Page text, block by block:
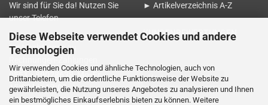
Diese Webseite verwendet Cookies und andere
Technologien
Wir verwenden Cookies und ähnliche Technologien, auch von
Drittanbietern, um die ordentliche Funktionsweise der Website zu
gewährleisten, die Nutzung unseres Angebotes zu analysieren und Ihnen
ein bestmögliches Einkaufserlebnis bieten zu können. Weitere
Wir sind für Sie da! Nutzen Sie
unser Telefon
für Nachfragen zu
0551 - 89028638 Mo-Fr.
15:00 bis 17:00
► Artikelverzeichnis A-Z
KUNDENBEWERTUNGEN
Vertrag widerrufen